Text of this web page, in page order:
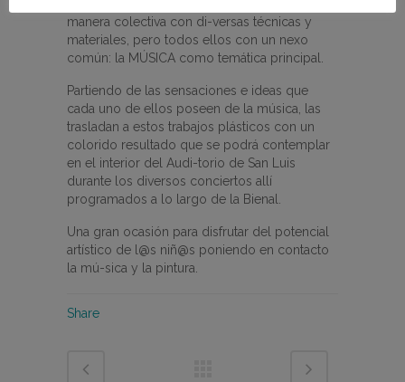
manera colectiva con di-versas técnicas y
materiales, pero todos ellos con un nexo
común: la MÚSICA como temática principal.
Partiendo de las sensaciones e ideas que
cada uno de ellos poseen de la música, las
trasladan a estos trabajos plásticos con un
colorido resultado que se podrá contemplar
en el interior del Audi-torio de San Luis
durante los diversos conciertos allí
programados a lo largo de la Bienal.
Una gran ocasión para disfrutar del potencial
artístico de l@s niñ@s poniendo en contacto
la mú-sica y la pintura.
Share